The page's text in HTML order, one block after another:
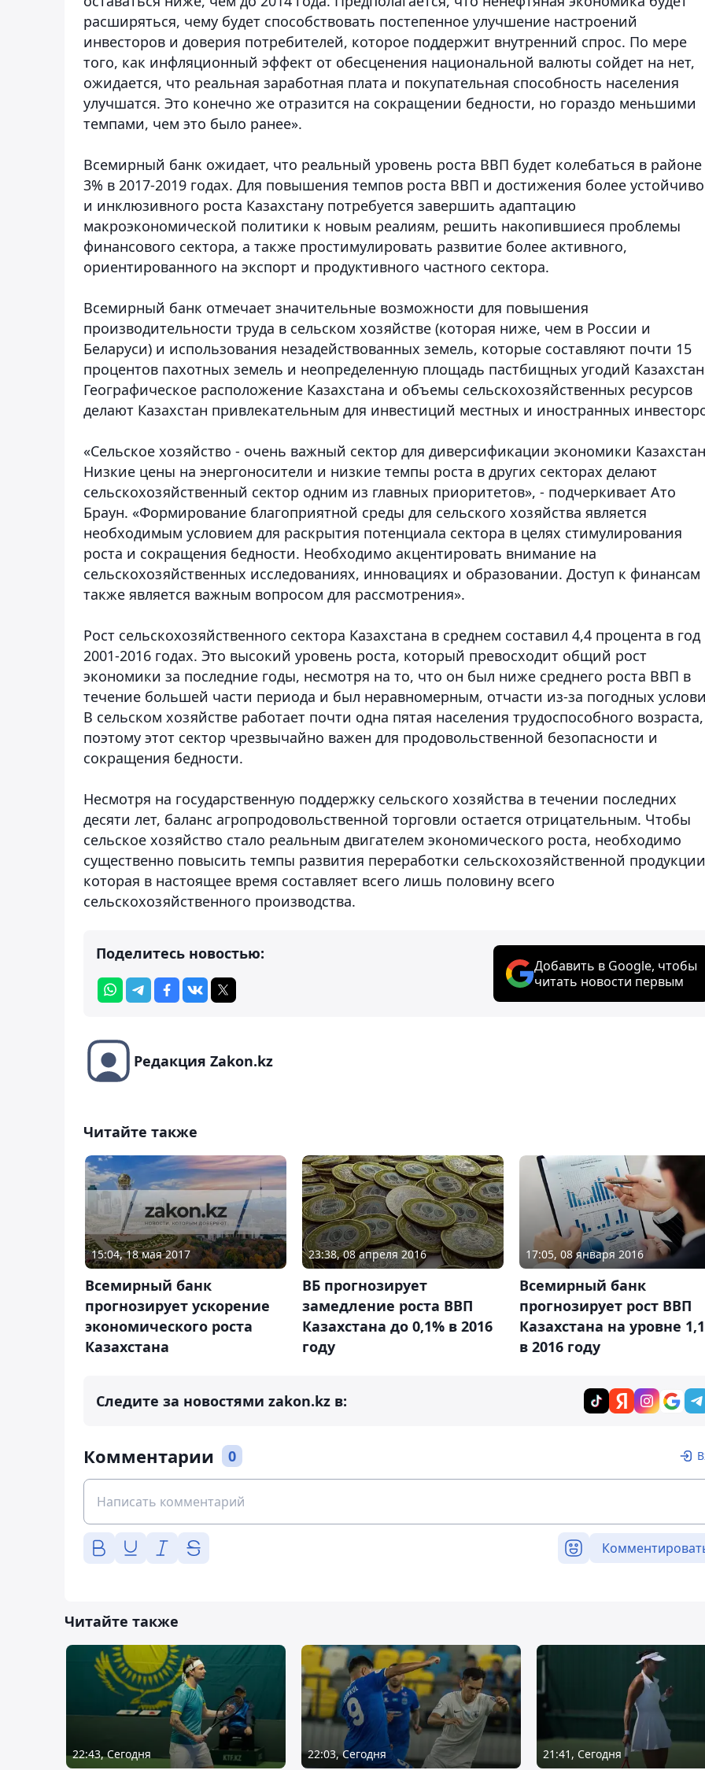
расширяться, чему будет способствовать постепенное улучшение настроений
инвесторов и доверия потребителей, которое поддержит внутренний спрос. По мере
того, как инфляционный эффект от обесценения национальной валюты сойдет на нет,
ожидается, что реальная заработная плата и покупательная способность населения
улучшатся. Это конечно же отразится на сокращении бедности, но гораздо меньшими
темпами, чем это было ранее».
Всемирный банк ожидает, что реальный уровень роста ВВП будет колебаться в районе
3% в 2017-2019 годах. Для повышения темпов роста ВВП и достижения более
и инклюзивного роста Казахстану потребуется завершить адаптацию
макроэкономической политики к новым реалиям, решить накопившиеся проблемы
финансового сектора, а также простимулировать развитие более активного,
ориентированного на экспорт и продуктивного частного сектора.
Всемирный банк отмечает значительные возможности для повышения
производительности труда в сельском хозяйстве (которая ниже, чем в России и
Беларуси) и использования незадействованных земель, которые составляют почти 15
процентов пахотных земель и неопределенную площадь пастбищных угодий
Географическое расположение Казахстана и объемы сельскохозяйственных ресурсов
делают Казахстан привлекательным для инвестиций местных и иностранных
«Сельское хозяйство - очень важный сектор для диверсификации экономики
Низкие цены на энергоносители и низкие темпы роста в других секторах делают
сельскохозяйственный сектор одним из главных приоритетов», - подчеркивает Ато
Браун. «Формирование благоприятной среды для сельского хозяйства является
необходимым условием для раскрытия потенциала сектора в целях стимулирования
роста и сокращения бедности. Необходимо акцентировать внимание на
сельскохозяйственных исследованиях, инновациях и образовании. Доступ к финансам
также является важным вопросом для рассмотрения».
Рост сельскохозяйственного сектора Казахстана в среднем составил 4,4 процента в год
2001-2016 годах. Это высокий уровень роста, который превосходит общий рост
экономики за последние годы, несмотря на то, что он был ниже среднего роста ВВП в
течение большей части периода и был неравномерным, отчасти из-за погодных
В сельском хозяйстве работает почти одна пятая населения трудоспособного
поэтому этот сектор чрезвычайно важен для продовольственной безопасности и
сокращения бедности.
Несмотря на государственную поддержку сельского хозяйства в течении последних
десяти лет, баланс агропродовольственной торговли остается отрицательным. Чтобы
сельское хозяйство стало реальным двигателем экономического роста, необходимо
существенно повысить темпы развития переработки сельскохозяйственной
которая в настоящее время составляет всего лишь половину всего
сельскохозяйственного производства.
Поделитесь новостью:
Добавить в Google, чтобы
читать новости первым
Редакция Zakon.kz
Читайте также
15:04, 18 мая 2017
Всемирный банк
прогнозирует ускорение
экономического роста
Казахстана
23:38, 08 апреля 2016
ВБ прогнозирует
замедление роста ВВП
Казахстана до 0,1% в 2016
году
17:05, 08 января 2016
Всемирный банк
прогнозирует рост ВВП
Казахстана на уровне
в 2016 году
Следите за новостями zakon.kz в:
Комментарии 0
Читайте также
22:43, Сегодня 22:03, Сегодня 21:41, Сегодня